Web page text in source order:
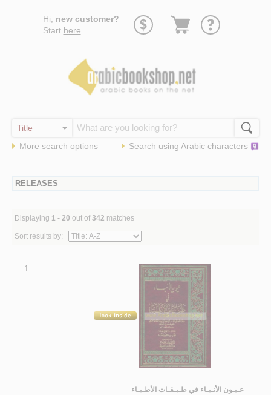
Hi, new customer?
Start here
Go
More search options Search using Arabic characters
RELEASES
Displaying 1 - 20 out of 342 matches
Sort results by:
1.
عـيـون الأنـبـاء في طـبـقـات الأطـبـاء